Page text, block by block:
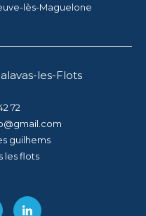
lès-Maguelone
les-Flots
72
guilhems
les flots